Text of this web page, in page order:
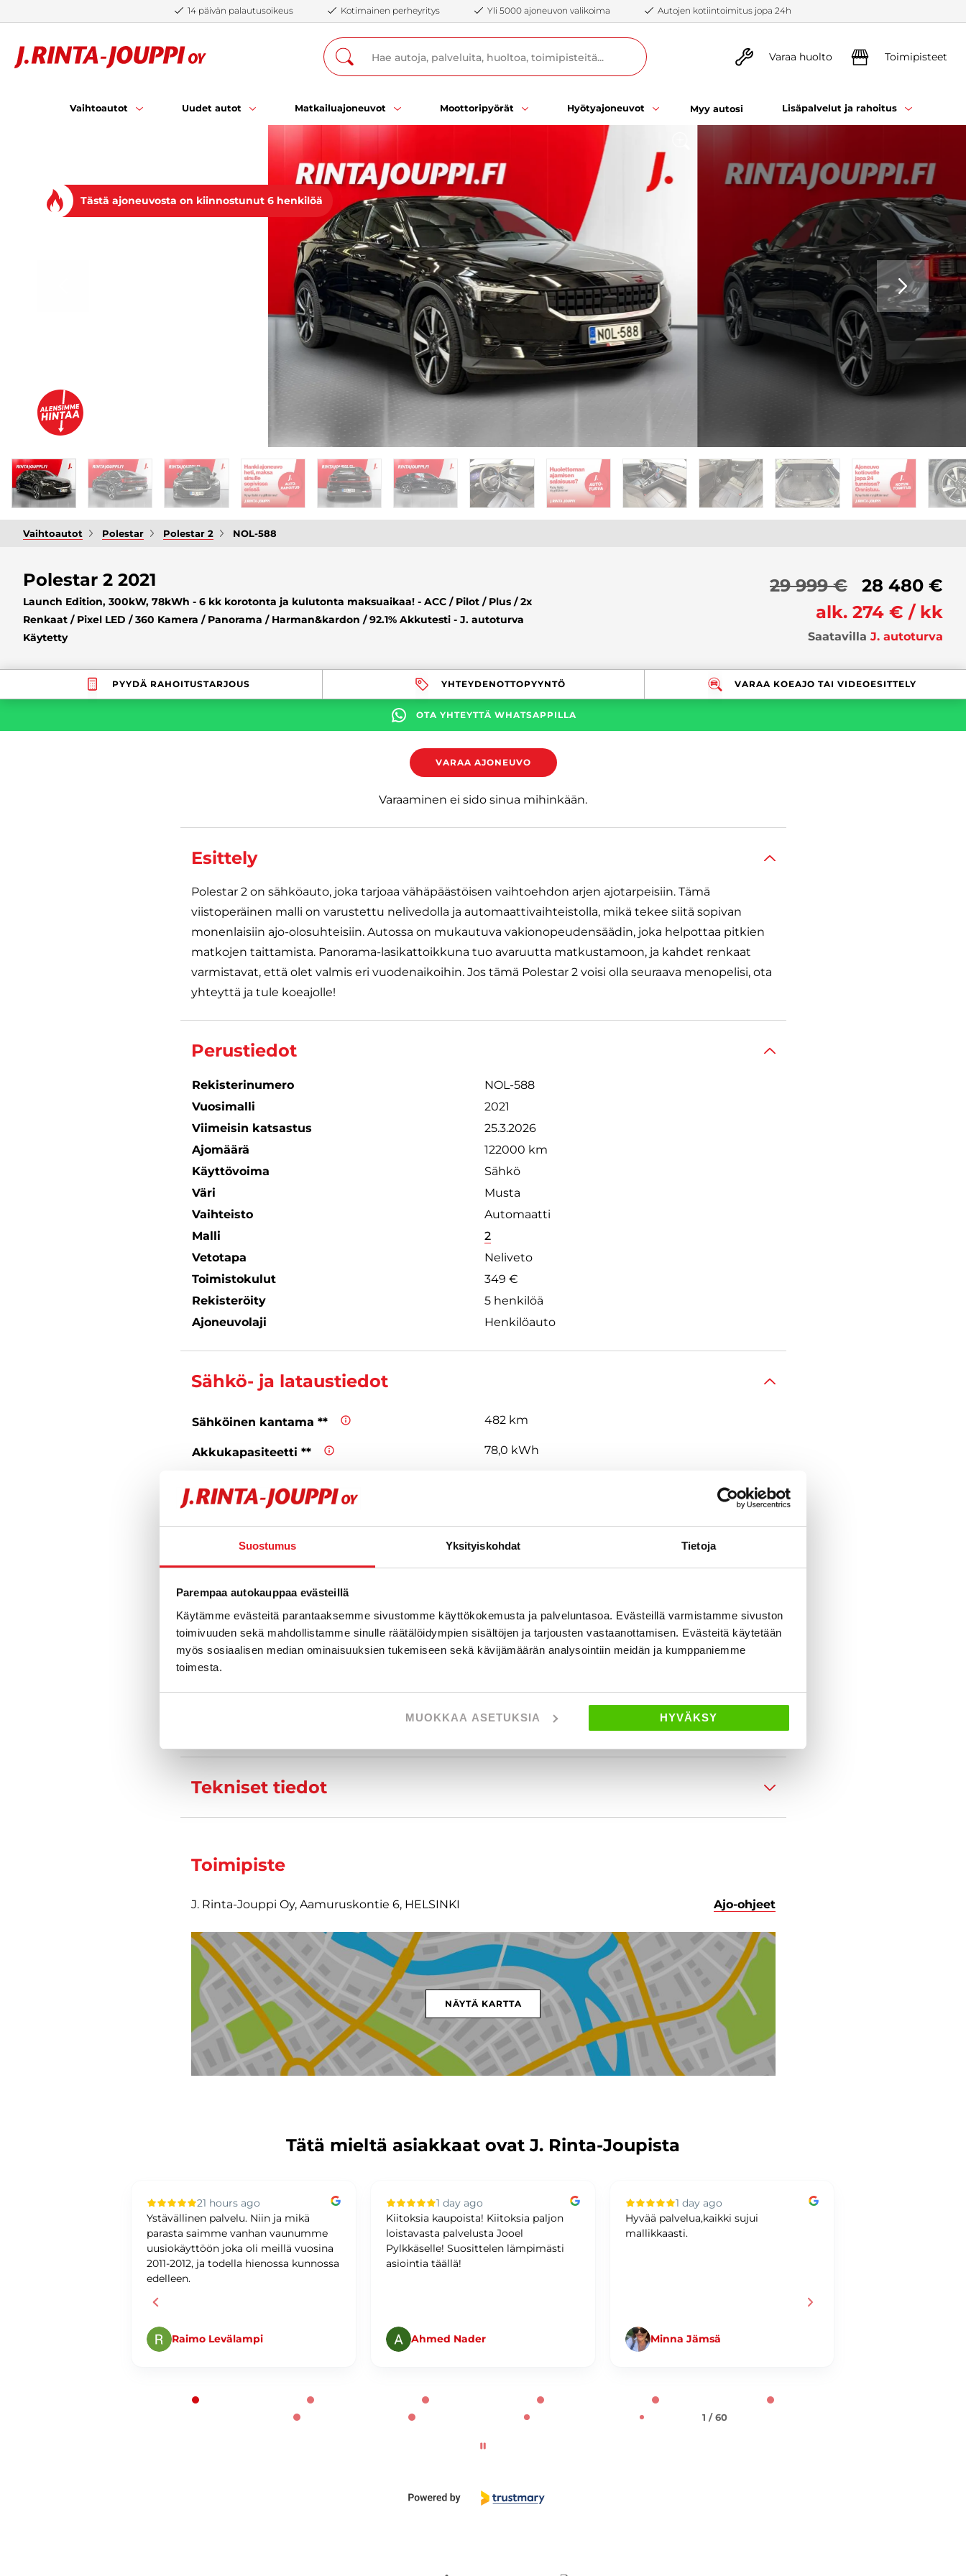
Suostumus Yksityiskohdat Tietoja
Parempaa autokauppaa evästeillä
Käytämme evästeitä parantaaksemme sivustomme käyttökokemusta ja palveluntasoa. Evästeillä varmistamme sivuston
toimivuuden sekä mahdollistamme sinulle räätälöidympien sisältöjen ja tarjousten vastaanottamisen. Evästeitä käytetään
myös sosiaalisen median ominaisuuksien tukemiseen sekä kävijämäärän analysointiin meidän ja kumppaniemme
toimesta.
MUOKKAA ASETUKSIA HYVÄKSY
14 päivän palautusoikeus Kotimainen perheyritys Yli 5000 ajoneuvon valikoima Autojen kotiintoimitus jopa 24h
Varaa huolto Toimipisteet
Vaihtoautot Uudet autot Matkailuajoneuvot Moottoripyörät Hyötyajoneuvot Myy autosi Lisäpalvelut ja rahoitus
SEURAAVA
Tästä ajoneuvosta on kiinnostunut 6 henkilöä
Vaihtoautot Polestar Polestar 2 NOL-588
Polestar 2 2021
Launch Edition, 300kW, 78kWh - 6 kk korotonta ja kulutonta maksuaikaa! - ACC / Pilot / Plus / 2x
Renkaat / Pixel LED / 360 Kamera / Panorama / Harman&kardon / 92.1% Akkutesti - J. autoturva
Käytetty
29 999 €
28 480 €
alk. 274 € / kk
Saatavilla J. autoturva
PYYDÄ RAHOITUSTARJOUS YHTEYDENOTTOPYYNTÖ VARAA KOEAJO TAI VIDEOESITTELY
OTA YHTEYTTÄ WHATSAPPILLA
VARAA AJONEUVO
Varaaminen ei sido sinua mihinkään.
Esittely
Polestar 2 on sähköauto, joka tarjoaa vähäpäästöisen vaihtoehdon arjen ajotarpeisiin. Tämä
viistoperäinen malli on varustettu nelivedolla ja automaattivaihteistolla, mikä tekee siitä sopivan
monenlaisiin ajo-olosuhteisiin. Autossa on mukautuva vakionopeudensäädin, joka helpottaa pitkien
matkojen taittamista. Panorama-lasikattoikkuna tuo avaruutta matkustamoon, ja kahdet renkaat
varmistavat, että olet valmis eri vuodenaikoihin. Jos tämä Polestar 2 voisi olla seuraava menopelisi, ota
yhteyttä ja tule koeajolle!
Perustiedot
Rekisterinumero
NOL-588
Vuosimalli
2021
Viimeisin katsastus
25.3.2026
Ajomäärä
122000 km
Käyttövoima
Sähkö
Väri
Musta
Vaihteisto
Automaatti
Malli
2
Vetotapa
Neliveto
Toimistokulut
349 €
Rekisteröity
5 henkilöä
Ajoneuvolaji
Henkilöauto
Sähkö- ja lataustiedot
Sähköinen kantama ** 482 km
Akkukapasiteetti ** 78,0 kWh
Latausliitäntä
toimintamatka-arvot voivat vaihdella ajoneuvon kunnon, ajotavan ja käyttöolosuhteiden mukaan.
Kysy tarkempia tietoja
Tekniset tiedot
Toimipiste
J. Rinta-Jouppi Oy, Aamuruskontie 6, HELSINKI Ajo-ohjeet
NÄYTÄ KARTTA
Tätä mieltä asiakkaat ovat J. Rinta-Joupista
21 hours ago
Ystävällinen palvelu. Niin ja mikä
parasta saimme vanhan vaunumme
uusiokäyttöön joka oli meillä vuosina
2011-2012, ja todella hienossa kunnossa
edelleen.
Raimo Levälampi
1 day ago
Kiitoksia kaupoista! Kiitoksia paljon
loistavasta palvelusta Jooel
Pylkkäselle! Suosittelen lämpimästi
asiointia täällä!
Ahmed Nader
1 day ago
Hyvää palvelua,kaikki sujui
mallikkaasti.
Minna Jämsä
1 / 60